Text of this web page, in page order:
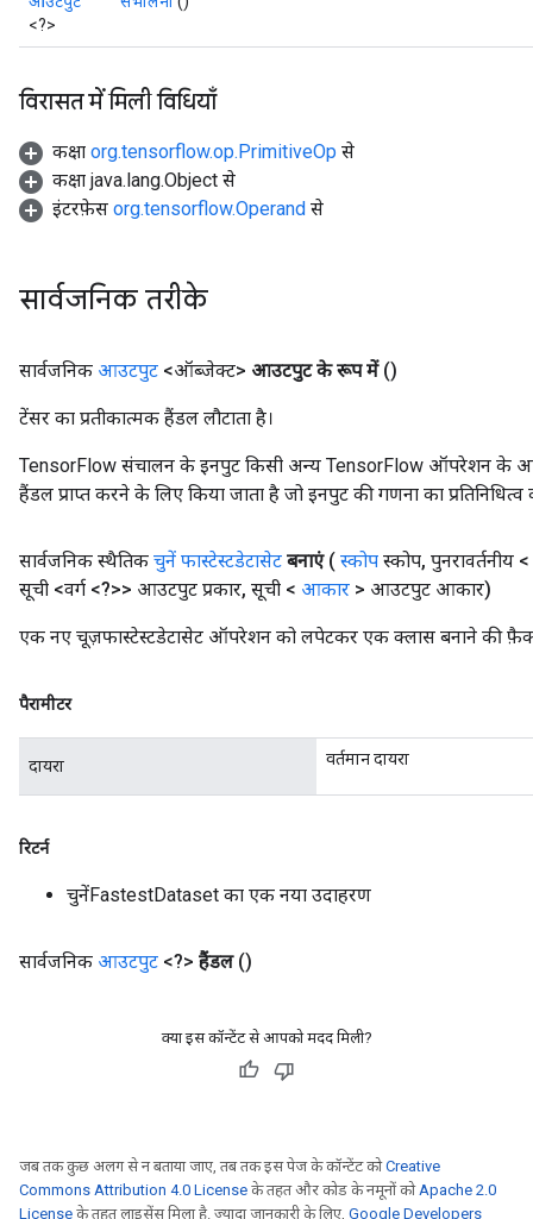
<?>
विरासत में मिली विधियाँ
कक्षा org.tensorflow.op.PrimitiveOp से
कक्षा java.lang.Object से
इंटरफ़ेस org.tensorflow.Operand से
सार्वजनिक तरीके
सार्वजनिक आउटपुट <ऑब्जेक्ट> आउटपुट के रूप में ()
टेंसर का प्रतीकात्मक हैंडल लौटाता है।
TensorFlow संचालन के इनपुट किसी अन्य TensorFlow ऑपरेशन के
हैंडल प्राप्त करने के लिए किया जाता है जो इनपुट की गणना का प्रतिनिधित्व
सार्वजनिक स्थैतिक चुनें फास्टेस्टडेटासेट बनाएं ( स्कोप स्कोप, पुनरावर्तनीय <
सूची <वर्ग <?>> आउटपुट प्रकार, सूची < आकार > आउटपुट आकार)
एक नए चूज़फास्टेस्टडेटासेट ऑपरेशन को लपेटकर एक क्लास बनाने की
पैरामीटर
दायरा वर्तमान दायरा
रिटर्न
चुनेंFastestDataset का एक नया उदाहरण
सार्वजनिक आउटपुट <?> हैंडल ()
क्या इस कॉन्टेंट से आपको मदद मिली?
जब तक कुछ अलग से न बताया जाए, तब तक इस पेज के कॉन्टेंट कोCreative
Commons Attribution 4.0 License के तहत और कोड के नमूनों कोApache 2.0
License के तहत लाइसेंस मिला है. ज़्यादा जानकारी के लिए, Google Developers